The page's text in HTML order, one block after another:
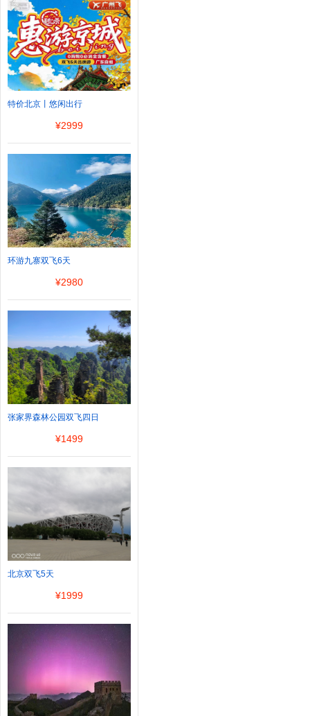
特价北京丨悠闲出行
¥2999
环游九寨双飞6天
¥2980
张家界森林公园双飞四日
¥1499
北京双飞5天
¥1999